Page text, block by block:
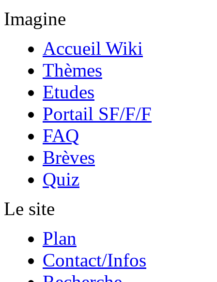
Imagine
Accueil Wiki
Thèmes
Etudes
Portail SF/F/F
FAQ
Brèves
Quiz
Le site
Plan
Contact/Infos